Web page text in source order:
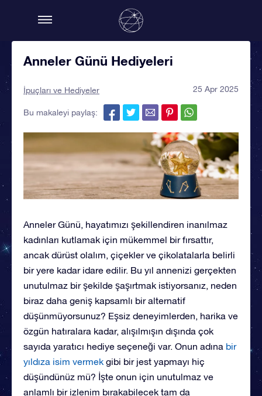
Anneler Günü Hediyeleri
İpuçları ve Hediyeler 25 Apr 2025
Bu makaleyi paylaş:
Anneler Günü, hayatımızı şekillendiren inanılmaz
kadınları kutlamak için mükemmel bir fırsattır,
ancak dürüst olalım, çiçekler ve çikolatalarla belirli
bir yere kadar idare edilir. Bu yıl annenizi gerçekten
unutulmaz bir şekilde şaşırtmak istiyorsanız, neden
biraz daha geniş kapsamlı bir alternatif
düşünmüyorsunuz? Eşsiz deneyimlerden, harika ve
özgün hatıralara kadar, alışılmışın dışında çok
sayıda yaratıcı hediye seçeneği var. Onun adına bir
yıldıza isim vermek gibi bir jest yapmayı hiç
düşündünüz mü? İşte onun için unutulmaz ve
anlamlı bir izlenim bırakabilecek tam da